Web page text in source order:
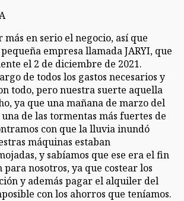
en serio el negocio, así que
empresa llamada JARYI, que
el 2 de diciembre de 2021.
de todos los gastos necesarios y
todo, pero nuestra suerte aquella
ya que una mañana de marzo del
una de las tormentas más fuertes de
con que la lluvia inundó
máquinas estaban
y sabíamos que ese era el fin
nosotros, ya que costear los
y además pagar el alquiler del
con los ahorros que teníamos.